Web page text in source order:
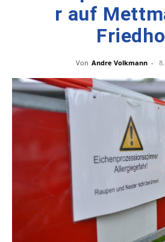
r auf
Von Andre Volkmann -